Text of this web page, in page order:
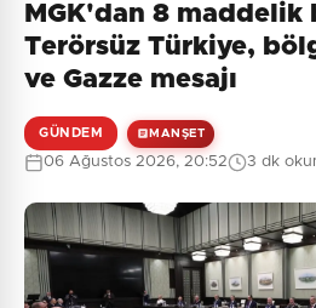
MGK'dan 8
Terörsüz Türkiye,
ve Gazze mesajı
GÜNDEM MANŞET
06 Ağustos 2026, 20:52 3 dk